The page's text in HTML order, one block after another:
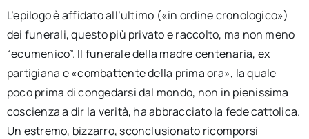
L’epilogo è affidato all’ultimo («in ordine cronologico»)
dei funerali, questo più privato e raccolto, ma non meno
“ecumenico”. Il funerale della madre centenaria, ex
partigiana e «combattente della prima ora», la quale
poco prima di congedarsi dal mondo, non in pienissima
coscienza a dir la verità, ha abbracciato la fede cattolica.
Un estremo, bizzarro, sconclusionato ricomporsi